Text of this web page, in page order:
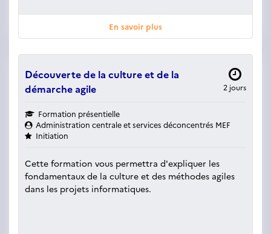
En savoir plus
2 jours
Découverte de la culture et de la
démarche agile
Formation présentielle
Administration centrale et services déconcentrés MEF
Initiation
Cette formation vous permettra d'expliquer les
fondamentaux de la culture et des méthodes agiles
dans les projets informatiques.